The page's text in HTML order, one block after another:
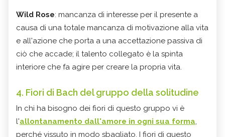
Wild Rose: mancanza di interesse per il presente a
causa di una totale mancanza di motivazione alla vita
e all'azione che porta a una accettazione passiva di
ciò che accade; il talento collegato è la spinta
interiore che fa agire per creare la propria vita.
4. Fiori di Bach del gruppo della solitudine
In chi ha bisogno dei fiori di questo gruppo vi è
l'allontanamento dall'amore in ogni sua forma,
perché vissuto in modo sbagliato. I fiori di questo